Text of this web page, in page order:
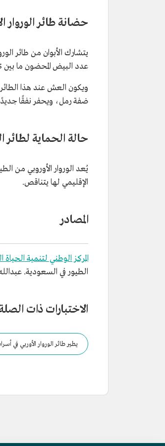
حضانة طائر الوروار
يتشارك الأبوان من طائر
عدد البيض المحضون ما بين 5 إلى 8 بيضات، وتستمر فترة الحضانة 20 يومًا، ومدة التعشيش من 25 إلى 30 يومًا.
ويكون العش عند هذا الطائر
ضفة رمل، ويحفر نفقًا
حالة الحماية لطائر
يُعد الوروار الأوروبي من
الإقليمي لها يتناقص.
المصادر
المركز الوطني لتنمية الحياة
الطيور في السعودية. عبدالله
الاختبارات ذات
يطير طائر الوروار الأوربي في